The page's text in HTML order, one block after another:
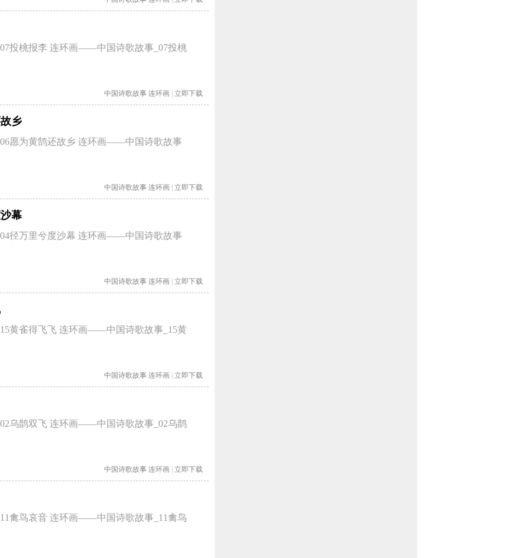
投桃报李 连环画——中国诗歌故事_07投桃
中国诗歌故事 连环画 | 立即下载
乡
愿为黄鹄还故乡 连环画——中国诗歌故事
中国诗歌故事 连环画 | 立即下载
幕
径万里兮度沙幕 连环画——中国诗歌故事
中国诗歌故事 连环画 | 立即下载
黄雀得飞飞 连环画——中国诗歌故事_15黄
中国诗歌故事 连环画 | 立即下载
乌鹊双飞 连环画——中国诗歌故事_02乌鹊
中国诗歌故事 连环画 | 立即下载
禽鸟哀音 连环画——中国诗歌故事_11禽鸟